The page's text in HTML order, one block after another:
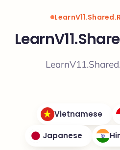
Vietnamese
Japanese